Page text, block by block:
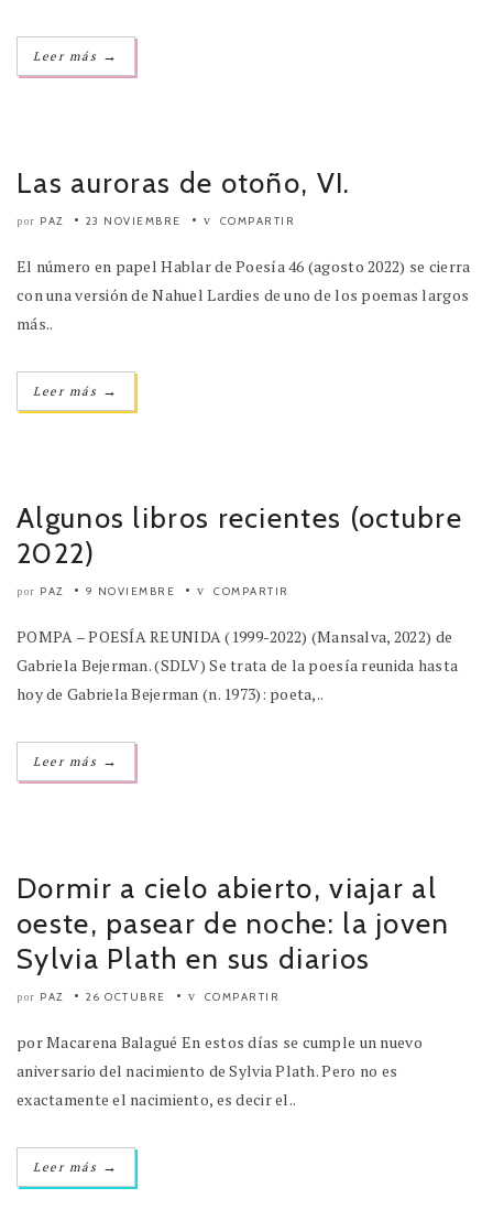
Leer más →
Las auroras de otoño, VI.
por PAZ 23 NOVIEMBRE COMPARTIR
El número en papel Hablar de Poesía 46 (agosto 2022) se cierra
con una versión de Nahuel Lardies de uno de los poemas largos
más..
Leer más →
Algunos libros recientes (octubre
2022)
por PAZ 9 NOVIEMBRE COMPARTIR
POMPA – POESÍA REUNIDA (1999-2022) (Mansalva, 2022) de
Gabriela Bejerman. (SDLV) Se trata de la poesía reunida hasta
hoy de Gabriela Bejerman (n. 1973): poeta,..
Leer más →
Dormir a cielo abierto, viajar al
oeste, pasear de noche: la joven
Sylvia Plath en sus diarios
por PAZ 26 OCTUBRE COMPARTIR
por Macarena Balagué En estos días se cumple un nuevo
aniversario del nacimiento de Sylvia Plath. Pero no es
exactamente el nacimiento, es decir el..
Leer más →